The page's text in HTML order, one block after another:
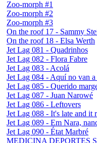
Zoo-morph #1
Zoo-morph #2
Zoo-morph #3
On the roof 17 - Sammy
On the roof 18 - Elsa Werth
Jet Lag 081 - Quadrinhos
Jet Lag 082 - Flora Fabre
Jet Lag 083 - Acolá
Jet Lag 084 - Aquí no van a
Jet Lag 085 - Querido
Jet Lag 087 - Juan Narowé
Jet Lag 086 - Leftovers
Jet Lag 088 - It's late and it
Jet Lag 089 - Em Nara,
Jet Lag 090 - État Marbré
MEDICINA DEPORTES